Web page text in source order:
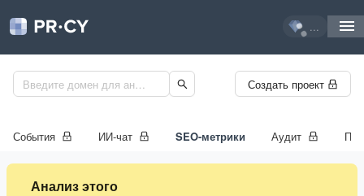
...
Создать проект
События ИИ-чат SEO-метрики Аудит
Анализ этого